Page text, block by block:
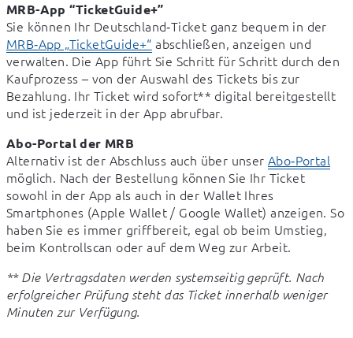
MRB-App “TicketGuide+”
MRB‑App „TicketGuide+“ abschließen, anzeigen und
verwalten. Die App führt Sie Schritt für Schritt durch den
Kaufprozess – von der Auswahl des Tickets bis zur
Bezahlung. Ihr Ticket wird sofort** digital bereitgestellt
und ist jederzeit in der App abrufbar.
Abo-Portal der MRB
Alternativ ist der Abschluss auch über unser Abo‑Portal
möglich. Nach der Bestellung können Sie Ihr Ticket
sowohl in der App als auch in der Wallet Ihres
Smartphones (Apple Wallet / Google Wallet) anzeigen. So
haben Sie es immer griffbereit, egal ob beim Umstieg,
beim Kontrollscan oder auf dem Weg zur Arbeit.
** Die Vertragsdaten werden systemseitig geprüft. Nach
erfolgreicher Prüfung steht das Ticket innerhalb weniger
Minuten zur Verfügung.